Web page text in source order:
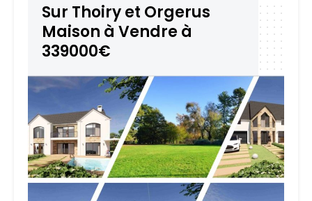
Sur Thoiry et Orgerus
Maison à Vendre à
339000€